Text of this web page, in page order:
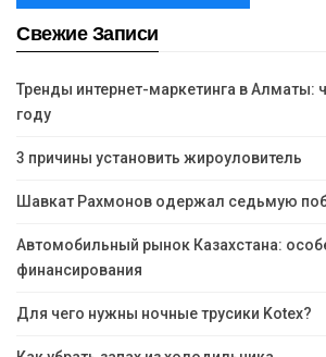
Свежие Записи
Тренды интернет-маркетинга в Алматы:
году
3 причины установить жироуловитель
Шавкат Рахмонов одержал седьмую
Автомобильный рынок Казахстана:
финансирования
Для чего нужны ночные трусики Kotex?